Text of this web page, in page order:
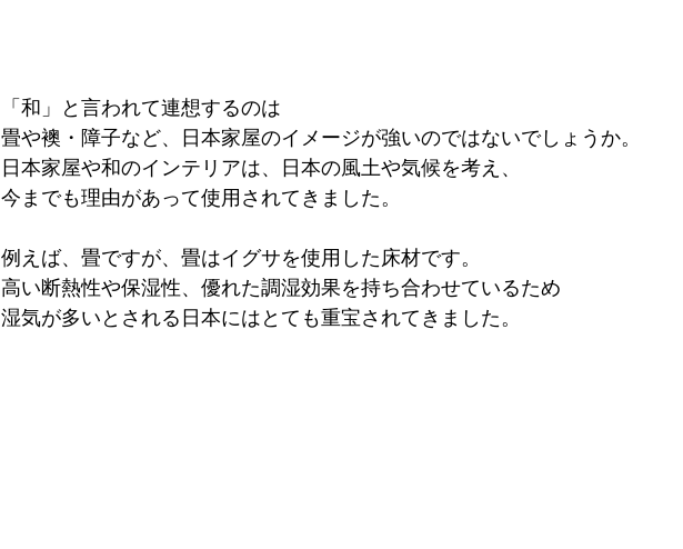
「和」と言われて連想するのは
畳や襖・障子など、日本家屋のイメージが強いのではないでしょうか。
日本家屋や和のインテリアは、日本の風土や気候を考え、
今までも理由があって使用されてきました。
例えば、畳ですが、畳はイグサを使用した床材です。
高い断熱性や保湿性、優れた調湿効果を持ち合わせているため
湿気が多いとされる日本にはとても重宝されてきました。